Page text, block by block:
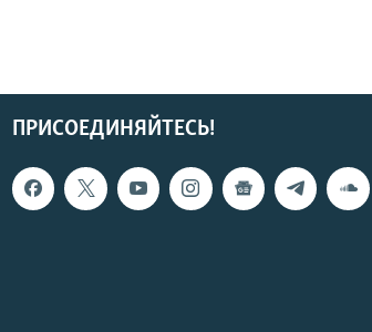
ПРИСОЕДИНЯЙТЕСЬ!